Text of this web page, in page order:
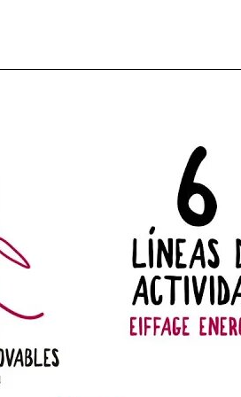
Eiffage Energía 15